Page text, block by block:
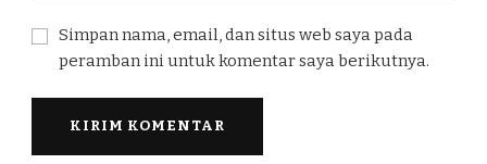
Simpan nama, email, dan situs web saya pada
peramban ini untuk komentar saya berikutnya.